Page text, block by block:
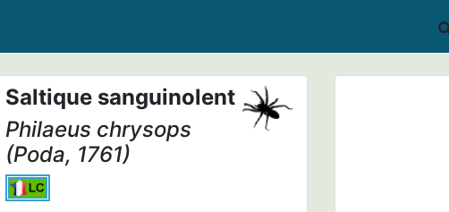
Saltique sanguinolent
Philaeus chrysops
(Poda, 1761)